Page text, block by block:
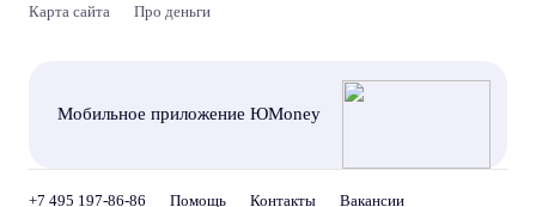
Карта сайта Про деньги
Мобильное приложение ЮMoney
+7 495 197-86-86 Помощь Контакты Вакансии